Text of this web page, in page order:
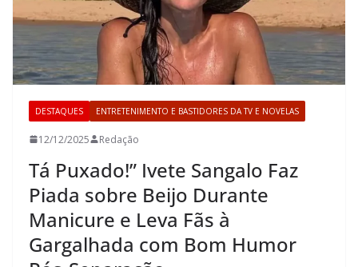
DESTAQUES ENTRETENIMENTO E BASTIDORES DA TV E NOVELAS
12/12/2025 Redação
Tá Puxado!” Ivete Sangalo Faz
Piada sobre Beijo Durante
Manicure e Leva Fãs à
Gargalhada com Bom Humor